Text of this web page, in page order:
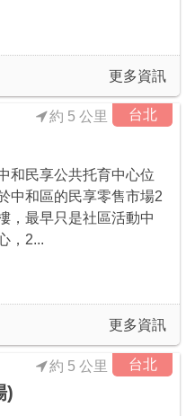
更多資訊
台北
約 5 公里
和民享公共托育中心位
中和區的民享零售市場2
，最早只是社區活動中
，2...
更多資訊
台北
約 5 公里
)